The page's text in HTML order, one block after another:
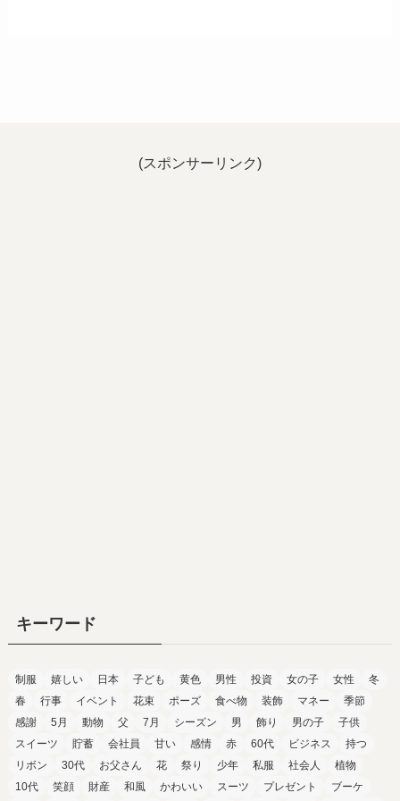
(スポンサーリンク)
キーワード
制服 嬉しい 日本 子ども 黄色 男性 投資 女の子 女性
冬
春
行事 イベント 花束 ポーズ 食べ物 装飾 マネー
季節
感謝
5月 動物 父 7月 シーズン 男 飾り 男の子
子供
スイーツ
貯蓄 会社員 甘い 感情 赤 60代 ビジネス
持つ
リボン
30代 お父さん 花 祭り 少年 私服 社会人
植物
10代
笑顔 財産 和風 かわいい スーツ プレゼント ブーケ